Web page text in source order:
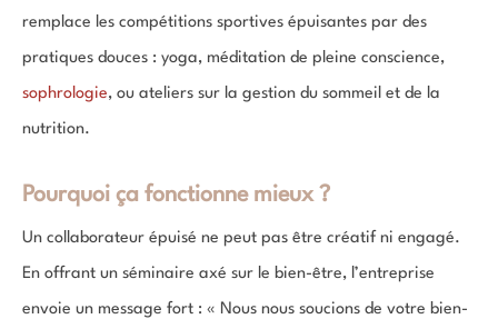
remplace les compétitions sportives épuisantes par des
pratiques douces : yoga, méditation de pleine conscience,
sophrologie, ou ateliers sur la gestion du sommeil et de la
nutrition.
Pourquoi ça fonctionne mieux ?
Un collaborateur épuisé ne peut pas être créatif ni engagé.
En offrant un séminaire axé sur le bien-être, l’entreprise
envoie un message fort : « Nous nous soucions de votre bien-